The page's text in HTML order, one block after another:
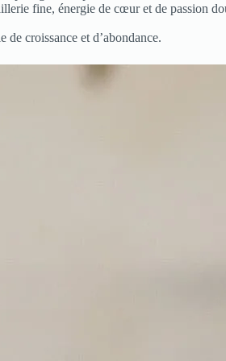
fine, énergie de cœur et de passion
de croissance et d’abondance.